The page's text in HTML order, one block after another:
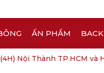
ẤN PHẨM
Thành TP.HCM và Hà